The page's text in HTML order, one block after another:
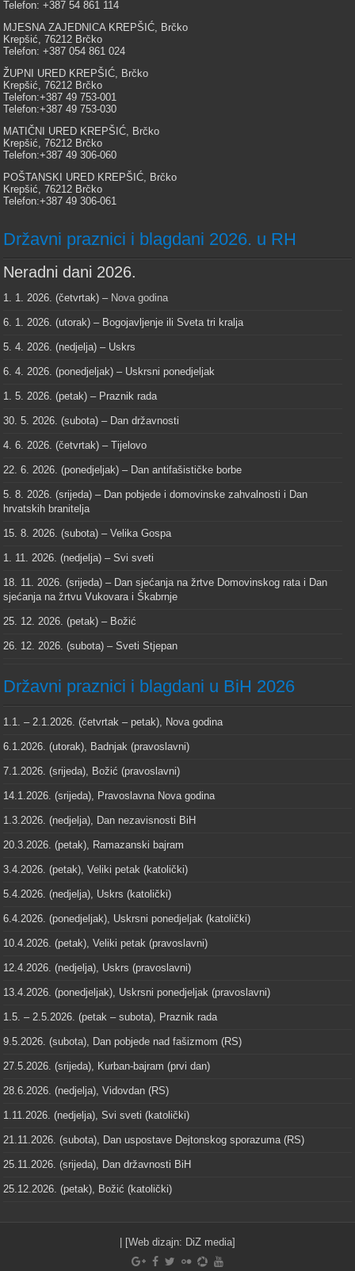
Telefon: +387 54 861 114
MJESNA ZAJEDNICA KREPŠIĆ, Brčko
Krepšić, 76212 Brčko
Telefon: +387 054 861 024
ŽUPNI URED KREPŠIĆ, Brčko
Krepšić, 76212 Brčko
Telefon:+387 49 753-001
Telefon:+387 49 753-030
MATIČNI URED KREPŠIĆ, Brčko
Krepšić, 76212 Brčko
Telefon:+387 49 306-060
POŠTANSKI URED KREPŠIĆ, Brčko
Krepšić, 76212 Brčko
Telefon:+387 49 306-061
Državni praznici i blagdani 2026. u RH
Neradni dani 2026.
1. 1. 2026. (četvrtak) – Nova godina
6. 1. 2026. (utorak) – Bogojavljenje ili Sveta tri kralja
5. 4. 2026. (nedjelja) – Uskrs
6. 4. 2026. (ponedjeljak) – Uskrsni ponedjeljak
1. 5. 2026. (petak) – Praznik rada
30. 5. 2026. (subota) – Dan državnosti
4. 6. 2026. (četvrtak) – Tijelovo
22. 6. 2026. (ponedjeljak) – Dan antifašističke borbe
5. 8. 2026. (srijeda) – Dan pobjede i domovinske zahvalnosti i Dan
hrvatskih branitelja
15. 8. 2026. (subota) – Velika Gospa
1. 11. 2026. (nedjelja) – Svi sveti
18. 11. 2026. (srijeda) – Dan sjećanja na žrtve Domovinskog rata i Dan
sjećanja na žrtvu Vukovara i Škabrnje
25. 12. 2026. (petak) – Božić
26. 12. 2026. (subota) – Sveti Stjepan
Državni praznici i blagdani u BiH 2026
1.1. – 2.1.2026. (četvrtak – petak), Nova godina
6.1.2026. (utorak), Badnjak (pravoslavni)
7.1.2026. (srijeda), Božić (pravoslavni)
14.1.2026. (srijeda), Pravoslavna Nova godina
1.3.2026. (nedjelja), Dan nezavisnosti BiH
20.3.2026. (petak), Ramazanski bajram
3.4.2026. (petak), Veliki petak (katolički)
5.4.2026. (nedjelja), Uskrs (katolički)
6.4.2026. (ponedjeljak), Uskrsni ponedjeljak (katolički)
10.4.2026. (petak), Veliki petak (pravoslavni)
12.4.2026. (nedjelja), Uskrs (pravoslavni)
13.4.2026. (ponedjeljak), Uskrsni ponedjeljak (pravoslavni)
1.5. – 2.5.2026. (petak – subota), Praznik rada
9.5.2026. (subota), Dan pobjede nad fašizmom (RS)
27.5.2026. (srijeda), Kurban-bajram (prvi dan)
28.6.2026. (nedjelja), Vidovdan (RS)
1.11.2026. (nedjelja), Svi sveti (katolički)
21.11.2026. (subota), Dan uspostave Dejtonskog sporazuma (RS)
25.11.2026. (srijeda), Dan državnosti BiH
25.12.2026. (petak), Božić (katolički)
| [Web dizajn: DiZ media]